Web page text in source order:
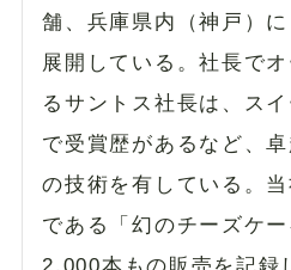
舗、兵庫県内（神戸）
展開している。社長で
るサントス社長は、ス
で受賞歴があるなど、
の技術を有している。
である「幻のチーズケ